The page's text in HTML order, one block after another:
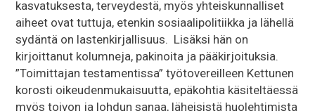
kasvatuksesta, terveydestä, myös yhteiskunnalliset
aiheet ovat tuttuja, etenkin sosiaalipolitiikka ja lähellä
sydäntä on lastenkirjallisuus. Lisäksi hän on
kirjoittanut kolumneja, pakinoita ja pääkirjoituksia.
”Toimittajan testamentissa” työtovereilleen Kettunen
korosti oikeudenmukaisuutta, epäkohtia käsiteltäessä
myös toivon ja lohdun sanaa, läheisistä huolehtimista